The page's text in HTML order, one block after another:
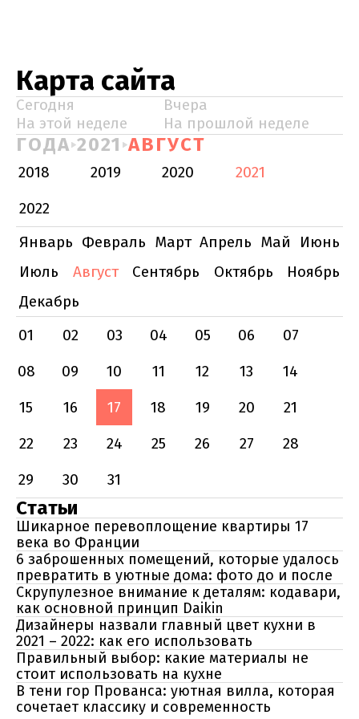
Карта сайта
Сегодня
Вчера
На этой неделе
На прошлой неделе
ГОДА 2021 АВГУСТ
2018 2019 2020
2021
2022
Январь Февраль Март Апрель Май
Июнь
Июль
Август Сентябрь Октябрь
Ноябрь
Декабрь
01
02 03 04 05 06
07
08
09 10 11 12 13
14
15
16 17 18 19 20
21
22
23 24 25 26 27
28
29
30 31
Статьи
Шикарное перевоплощение квартиры 17
века во Франции
6 заброшенных помещений, которые удалось
превратить в уютные дома: фото до и после
Скрупулезное внимание к деталям: кодавари,
как основной принцип Daikin
Дизайнеры назвали главный цвет кухни в
2021 – 2022: как его использовать
Правильный выбор: какие материалы не
стоит использовать на кухне
В тени гор Прованса: уютная вилла, которая
сочетает классику и современность